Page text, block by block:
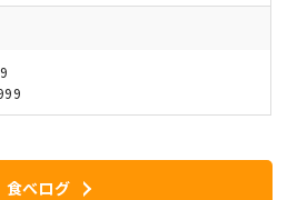
食べログ